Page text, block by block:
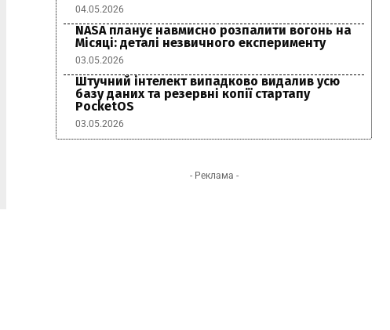
04.05.2026
NASA планує навмисно розпалити вогонь на
Місяці: деталі незвичного експерименту
03.05.2026
Штучний інтелект випадково видалив усю
базу даних та резервні копії стартапу
PocketOS
03.05.2026
- Реклама -